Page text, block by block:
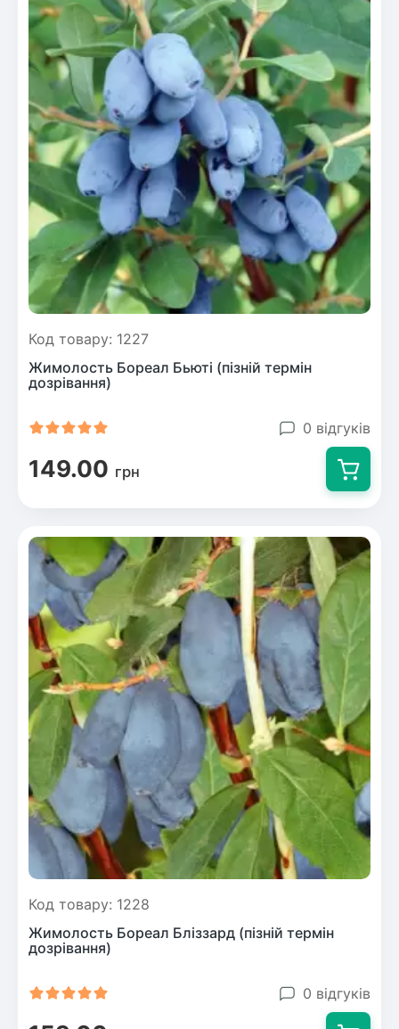
Код товару: 1227
Жимолость Бореал Бьюті (пізній термін
дозрівання)
0 відгуків
149.00 грн
Код товару: 1228
Жимолость Бореал Бліззард (пізній термін
дозрівання)
0 відгуків